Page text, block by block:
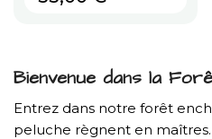
Bienvenue dans la
Entrez dans notre forêt
peluche règnent en